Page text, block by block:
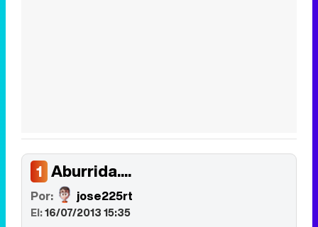
1 Aburrida....
Por: jose225rt
El:16/07/2013 15:35